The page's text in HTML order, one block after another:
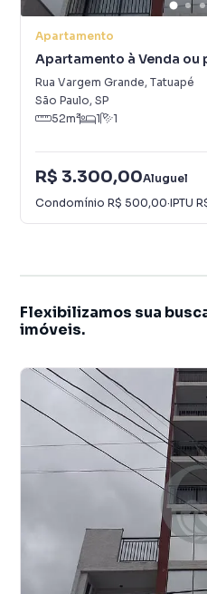
Apartamento
Apartamento à Venda ou
Rua Vargem Grande, Tatuapé
São Paulo, SP
52m² 1 1
R$ 3.300,00Aluguel
Condomínio R$ 500,00·IPTU
Flexibilizamos sua
imóveis.